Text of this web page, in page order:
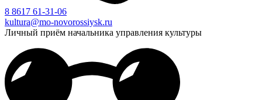
8 8617 61-31-06
kultura@mo-novorossiysk.ru
Личный приём начальника управления культуры